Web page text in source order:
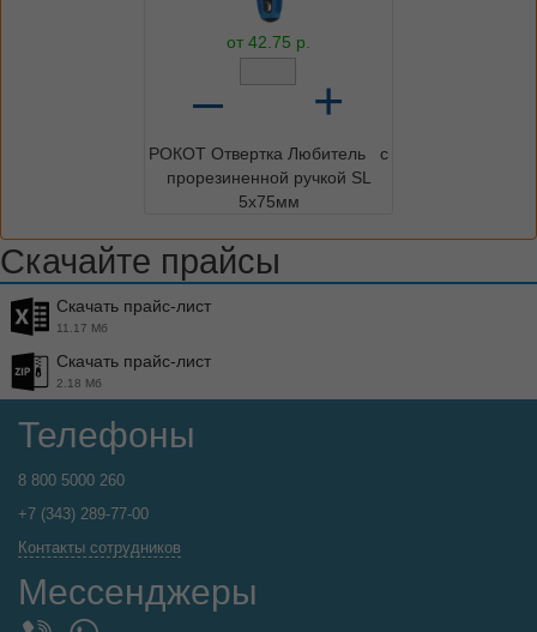
от 42.75 р.
– +
РОКОТ Отвертка Любитель с
прорезиненной ручкой SL
5х75мм
Скачайте прайсы
Скачать прайс-лист
11.17 Мб
Скачать прайс-лист
2.18 Мб
Телефоны
8 800 5000 260
+7 (343) 289-77-00
Контакты сотрудников
Мессенджеры
WhatsApp